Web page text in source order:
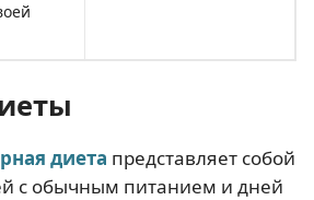
диета представляет собой
с обычным питанием и дней